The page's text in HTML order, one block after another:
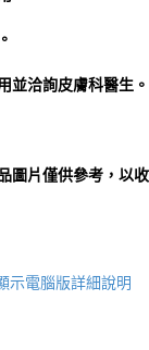
並洽詢皮膚科醫生。
圖片僅供參考，以收
示電腦版詳細說明